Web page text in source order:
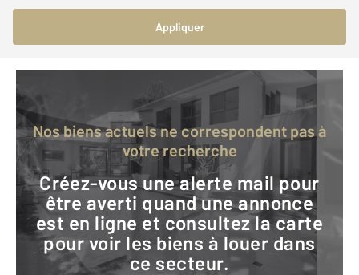
Appliquer
Nos biens actuels ne correspondent pas à
votre recherche
Créez-vous une alerte mail pour
être averti quand une annonce
est en ligne et consultez la carte
pour voir les biens à louer dans
ce secteur.